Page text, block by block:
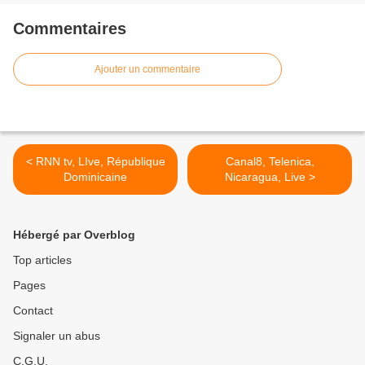
Commentaires
Ajouter un commentaire
< RNN tv, LIve, République
Dominicaine
Canal8, Telenica,
Nicaragua, Live >
Hébergé par Overblog
Top articles
Pages
Contact
Signaler un abus
C.G.U.